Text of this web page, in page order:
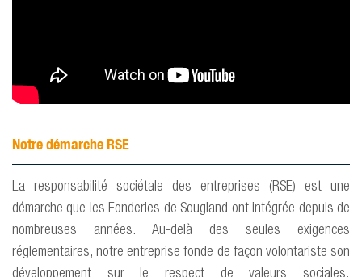
Notre démarche RSE
La responsabilité sociétale des entreprises (RSE) est une
démarche que les Fonderies de Sougland ont intégrée depuis de
nombreuses années. Au-delà des seules exigences
réglementaires, notre entreprise fonde de façon volontariste son